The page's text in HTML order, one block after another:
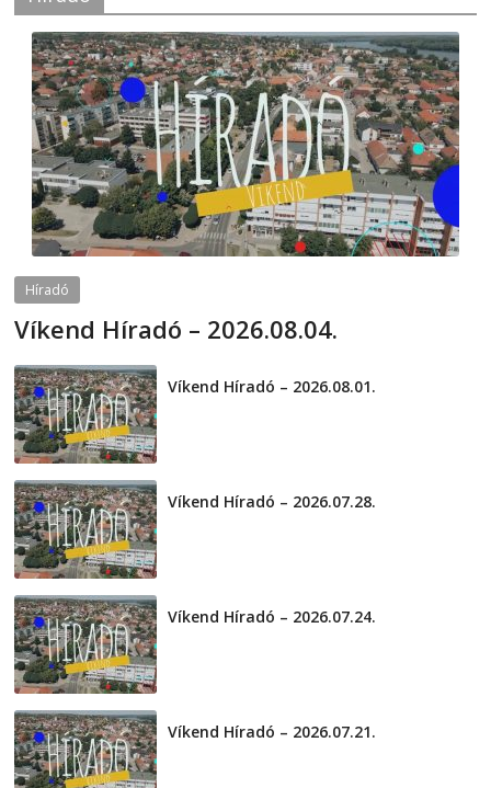
Híradó
Víkend Híradó – 2026.08.04.
Víkend Híradó – 2026.08.01.
Víkend Híradó – 2026.07.28.
Víkend Híradó – 2026.07.24.
Víkend Híradó – 2026.07.21.